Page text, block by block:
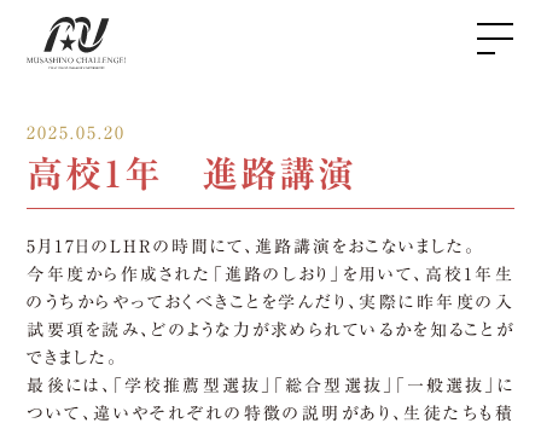
2025.05.20
高校1年 進路講演
5月17日のLHRの時間にて、進路講演をおこないました。
今年度から作成された「進路のしおり」を用いて、高校1年生
のうちからやっておくべきことを学んだり、実際に昨年度の入
試要項を読み、どのような力が求められているかを知ることが
できました。
最後には、「学校推薦型選抜」「総合型選抜」「一般選抜」に
ついて、違いやそれぞれの特徴の説明があり、生徒たちも積